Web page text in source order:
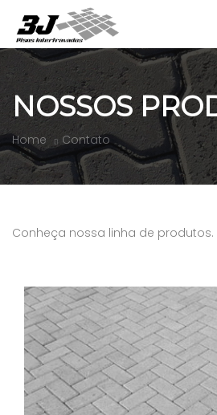
NOSSOS
Home Contato
Conheça nossa linha de produtos.